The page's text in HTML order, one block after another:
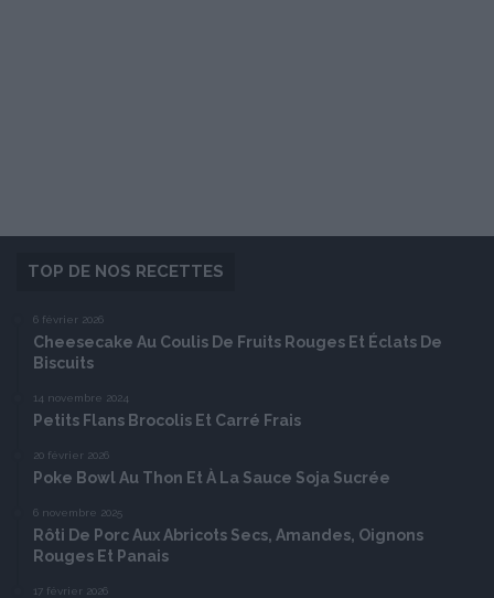
TOP DE NOS RECETTES
6 février 2026
Cheesecake Au Coulis De Fruits Rouges Et Éclats De
Biscuits
14 novembre 2024
Petits Flans Brocolis Et Carré Frais
20 février 2026
Poke Bowl Au Thon Et À La Sauce Soja Sucrée
6 novembre 2025
Rôti De Porc Aux Abricots Secs, Amandes, Oignons
Rouges Et Panais
17 février 2026